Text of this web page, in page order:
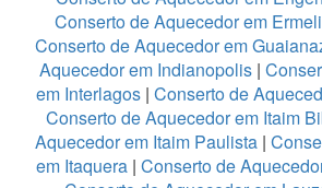
Conserto de Aquecedor em
Conserto de Aquecedor em
Aquecedor em Indianopolis |
em Interlagos | Conserto de
Conserto de Aquecedor em Itaim
Aquecedor em Itaim Paulista |
em Itaquera| Conserto de